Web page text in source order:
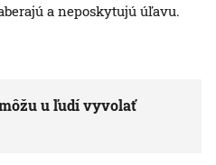
a neposkytujú úľavu.
u ľudí vyvolať